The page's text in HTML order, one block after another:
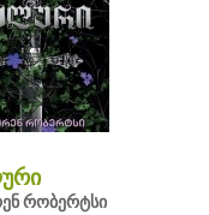
რობერტსი